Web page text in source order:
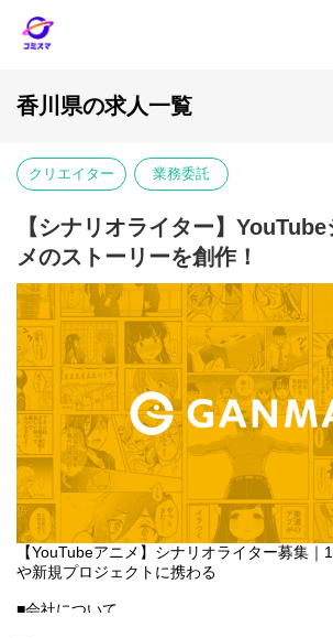
香川県の求人一覧
クリエイター 業務委託
【シナリオライター】
メのストーリーを創作！
【YouTubeアニメ】シナリオライター募集
や新規プロジェクトに携わる
■会社について